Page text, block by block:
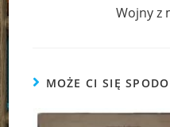
Wojny z
MOŻE CI SIĘ